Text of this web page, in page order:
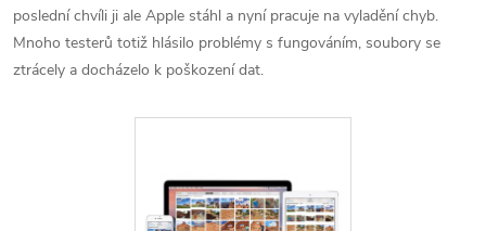
poslední chvíli ji ale Apple stáhl a nyní pracuje na vyladění chyb.
Mnoho testerů totiž hlásilo problémy s fungováním, soubory se
ztrácely a docházelo k poškození dat.